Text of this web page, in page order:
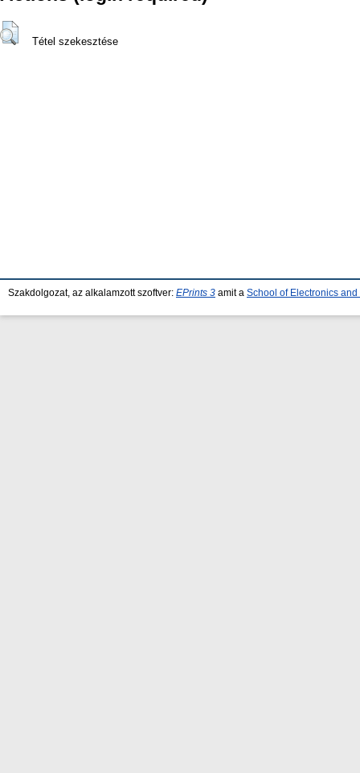
Tétel szekesztése
Szakdolgozat, az alkalamzott szoftver: EPrints 3 amit a School of Electronics